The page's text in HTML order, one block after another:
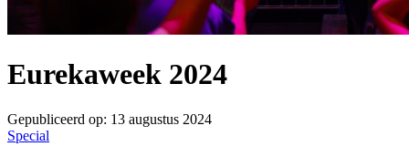
Eurekaweek 2024
Gepubliceerd op: 13 augustus 2024
Special